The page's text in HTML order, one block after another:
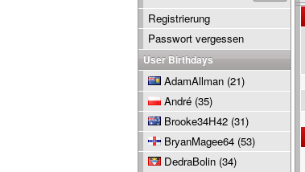
Registrierung
Passwort vergessen
User Birthdays
AdamAllman (21)
André (35)
Brooke34H42 (31)
BryanMagee64 (53)
DedraBolin (34)